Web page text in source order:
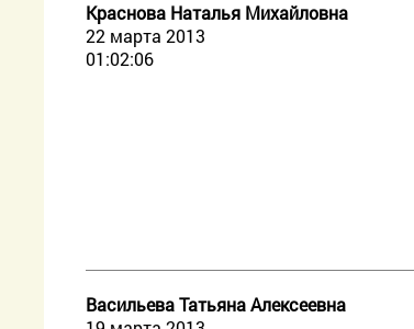
Краснова Наталья Михайловна
22 марта 2013
01:02:06
Васильева Татьяна Алексеевна